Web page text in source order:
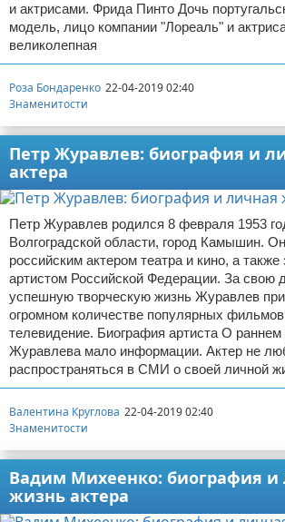
и актрисами. Фрида Пинто Дочь
модель, лицо компании "Лореаль" и
великолепная
Роза Бондаренко 22-04-2019 02:40
Знаменитости
Петр Журавлев: биография и
актера
Петр Журавлев родился 8 февраля 1953
Волгоградской области, город Камышин.
российским актером театра и кино, а
артистом Российской Федерации. За свою
успешную творческую жизнь Журавлев
огромном количестве популярных
телевидение. Биография артиста О раннем
Журавлева мало информации. Актер не
распространяться в СМИ о своей личной
Валентина Круглова 22-04-2019 02:40
Знаменитости
Вадим Михеенко: биография и
жизнь актера